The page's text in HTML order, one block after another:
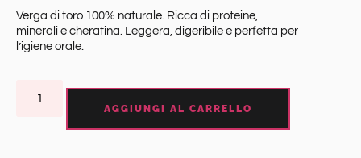
Verga di toro 100% naturale. Ricca di proteine,
minerali e cheratina. Leggera, digeribile e perfetta per
l’igiene orale.
AGGIUNGI AL CARRELLO